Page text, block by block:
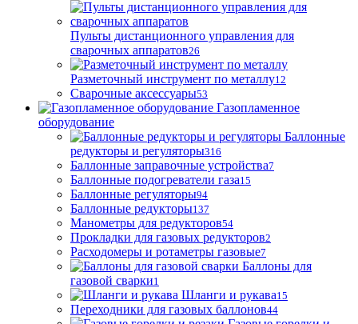
Пульты дистанционного управления для
сварочных аппаратов26
Разметочный инструмент по металлу12
Сварочные аксессуары53
Газопламенное
оборудование
Баллонные
редукторы и регуляторы316
Баллонные заправочные устройства7
Баллонные подогреватели газа15
Баллонные регуляторы94
Баллонные редукторы137
Манометры для редукторов54
Прокладки для газовых редукторов2
Расходомеры и ротаметры газовые7
Баллоны для
газовой сварки1
Шланги и рукава15
Переходники для газовых баллонов44